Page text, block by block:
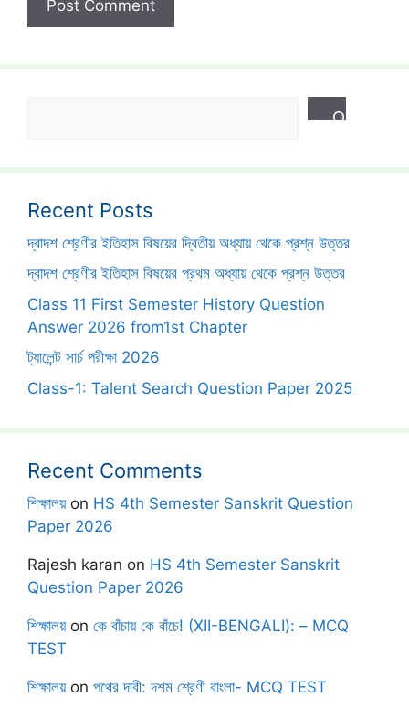
Recent Posts
দ্বাদশ শ্রেণীর ইতিহাস বিষয়ের দ্বিতীয় অধ্যায় থেকে প্রশ্ন উত্তর
দ্বাদশ শ্রেণীর ইতিহাস বিষয়ের প্রথম অধ্যায় থেকে প্রশ্ন উত্তর
Class 11 First Semester History Question
Answer 2026 from1st Chapter
ট্যালেন্ট সার্চ পরীক্ষা 2026
Class-1: Talent Search Question Paper 2025
Recent Comments
শিক্ষালয়on HS 4th Semester Sanskrit Question
Paper 2026
Rajesh karan on HS 4th Semester Sanskrit
Question Paper 2026
শিক্ষালয়on কে বাঁচায় কে বাঁচে! (XII-BENGALI): – MCQ
TEST
শিক্ষালয়on পথের দাবী: দশম শ্রেণী বাংলা- MCQ TEST